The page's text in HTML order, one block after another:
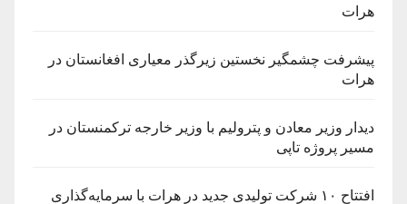
هرات
پیشرفت چشمگیر نخستین زیرگذر معیاری افغانستان در
هرات
دیدار وزیر معادن و پترولیم با وزیر خارجه ترکمنستان در
مسیر پروژه تاپی
افتتاح ۱۰ شرکت تولیدی جدید در هرات با سرمایه‌گذاری